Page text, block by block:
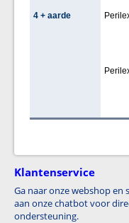
4 + aarde
Klantenservice
Ga naar onze webshop en
aan onze chatbot voor
ondersteuning.